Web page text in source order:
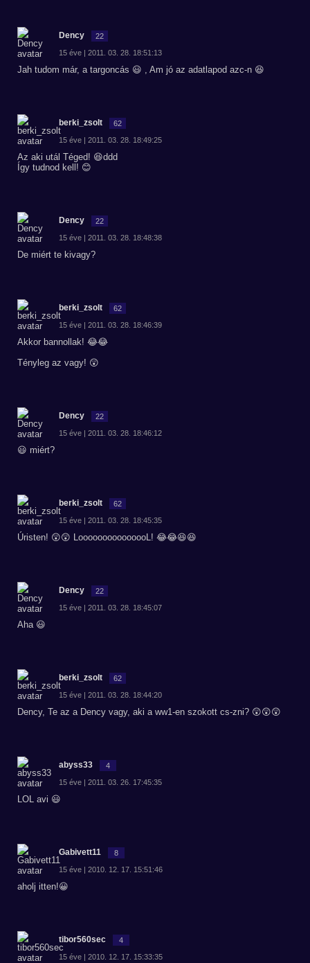
Dency 22
15 éve | 2011. 03. 28. 18:51:13
Jah tudom már, a targoncás 😃 , Am jó az adatlapod azc-n 😆
berki_zsolt 62
15 éve | 2011. 03. 28. 18:49:25
Az aki utál Téged! 😆ddd
Így tudnod kell! 😊
Dency 22
15 éve | 2011. 03. 28. 18:48:38
De miért te kivagy?
berki_zsolt 62
15 éve | 2011. 03. 28. 18:46:39
Akkor bannollak! 😂😂
Tényleg az vagy! 😲
Dency 22
15 éve | 2011. 03. 28. 18:46:12
😃 miért?
berki_zsolt 62
15 éve | 2011. 03. 28. 18:45:35
Úristen! 😲😲 LooooooooooooooL! 😂😂😆😆
Dency 22
15 éve | 2011. 03. 28. 18:45:07
Aha 😃
berki_zsolt 62
15 éve | 2011. 03. 28. 18:44:20
Dency, Te az a Dency vagy, aki a ww1-en szokott cs-zni? 😲😲😲
abyss33 4
15 éve | 2011. 03. 26. 17:45:35
LOL avi 😃
Gabivett11 8
15 éve | 2010. 12. 17. 15:51:46
aholj itten!😀
tibor560sec 4
15 éve | 2010. 12. 17. 15:33:35